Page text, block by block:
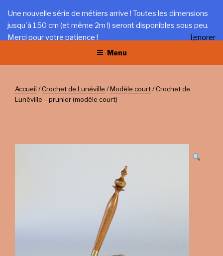
contenu
principal
LA TRÉFILERIE
Gîte et artisanat au coeur du Jura
Menu
Accueil /Crochet de Lunéville /Modèle court/ Crochet de
Lunéville – prunier (modèle court)
Une nouvelle série de métiers arrive ! Toutes les dimensions
jusqu'à 150 cm (et même 2m !) seront disponibles sous peu.
Merci pour votre patience !
Ignorer